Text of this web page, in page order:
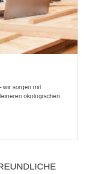
wir sorgen mit
ökologischen